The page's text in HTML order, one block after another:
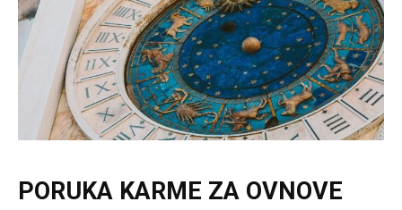
PORUKA KARME ZA OVNOVE